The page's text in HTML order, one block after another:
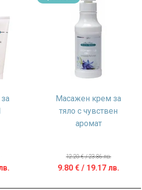
Текущата
Масажен крем за
тяло с чувствен
аромат
12.20€/ 23.86 лв.
Original
9.80€ / 19.17 лв.